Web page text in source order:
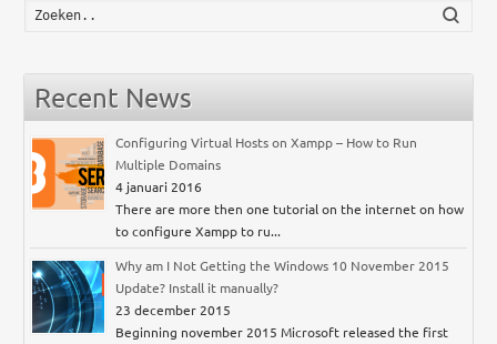
Recent News
Configuring Virtual Hosts on Xampp – How to Run
Multiple Domains
4 januari 2016
There are more then one tutorial on the internet on how
to configure Xampp to ru...
Why am I Not Getting the Windows 10 November 2015
Update? Install it manually?
23 december 2015
Beginning november 2015 Microsoft released the first